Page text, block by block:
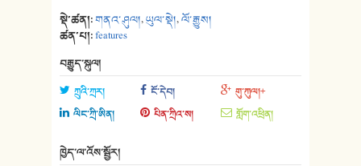
སྡེ་ཚན།:གནའ་ཤུལ།,ཡུལ་སྡེ།,ལོ་རྒྱུས།
ཚན་པ།:features
བརྒྱུད་སྐུལ།
ཀྲུའི་ཀྲར། ངོ་དེབ།
གུ་ཀུལ།+
ལིང་ཀྲི་ཨིན།
པིན་ཀྲིའ་ས། གློག་འཕྲིན།
ཁྱེད་ལ་འོས་སྦྱོར།